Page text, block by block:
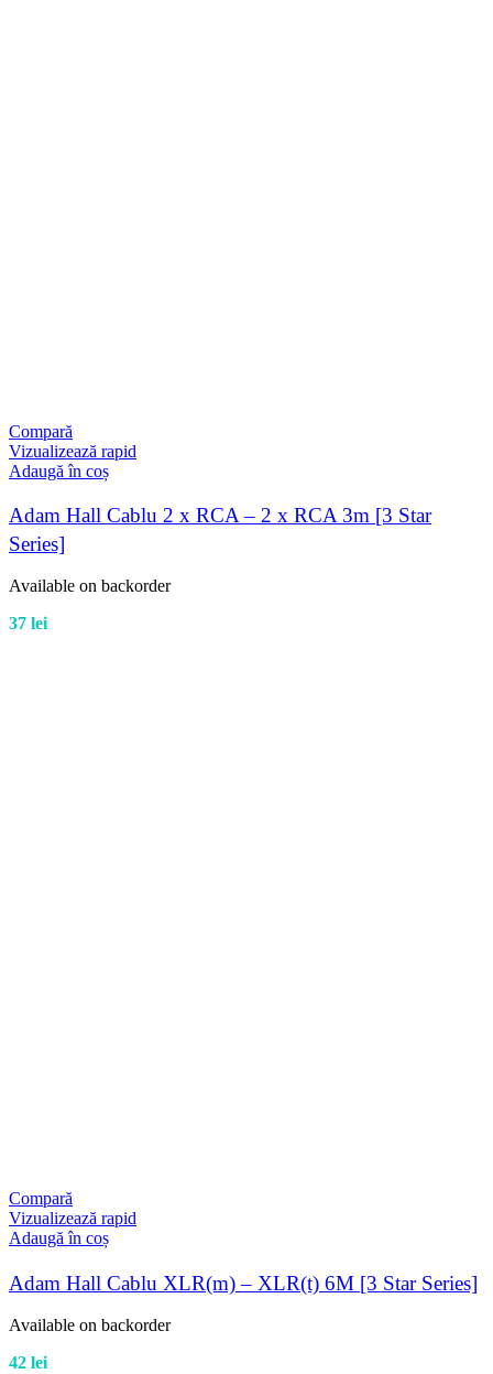
Compară
Vizualizează rapid
Adaugă în coș
Adam Hall Cablu 2 x RCA – 2 x RCA 3m [3 Star
Series]
Available on backorder
37 lei
Compară
Vizualizează rapid
Adaugă în coș
Adam Hall Cablu XLR(m) – XLR(t) 6M [3 Star Series]
Available on backorder
42 lei